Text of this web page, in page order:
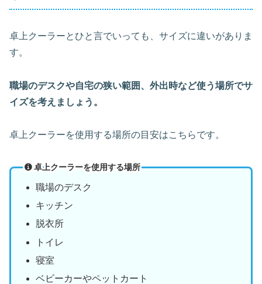
卓上クーラーとひと言でいっても、サイズに違いがありま
す。
職場のデスクや自宅の狭い範囲、外出時など使う場所でサ
イズを考えましょう。
卓上クーラーを使用する場所の目安はこちらです。
卓上クーラーを使用する場所
職場のデスク
キッチン
脱衣所
トイレ
寝室
ベビーカーやペットカート